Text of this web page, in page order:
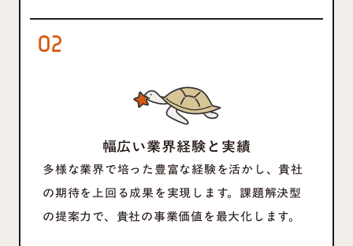
幅広い業界経験と実績
02
多様な業界で培った豊富な経験を活かし、貴社
の期待を上回る成果を実現します。課題解決型
の提案力で、貴社の事業価値を最大化します。